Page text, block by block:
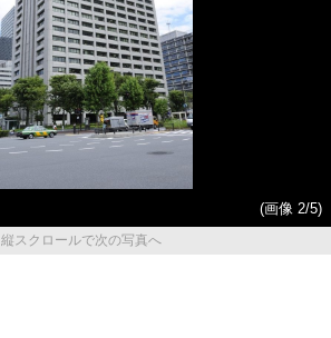
(画像 2/5)
縦スクロールで次の写真へ